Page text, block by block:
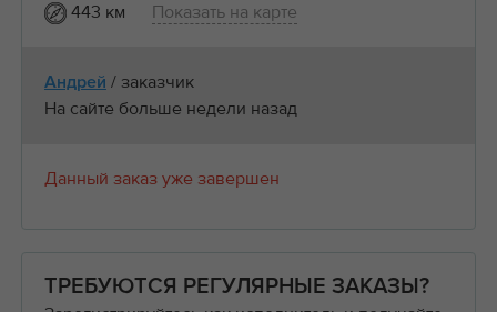
443 км
Показать на карте
Андрей / заказчик
На сайте больше недели назад
Данный заказ уже завершен
ТРЕБУЮТСЯ РЕГУЛЯРНЫЕ ЗАКАЗЫ?